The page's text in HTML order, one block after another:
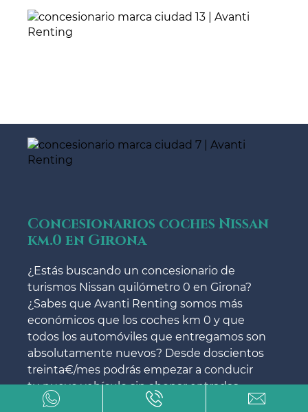
Concesionarios coches Nissan
km.0 en Girona
¿Estás buscando un concesionario de
turismos Nissan quilómetro 0 en Girona?
¿Sabes que Avanti Renting somos más
económicos que los coches km 0 y que
todos los automóviles que entregamos son
absolutamente nuevos? Desde doscientos
treinta€/mes podrás empezar a conducir
tu nuevo vehículo sin abonar entradas.